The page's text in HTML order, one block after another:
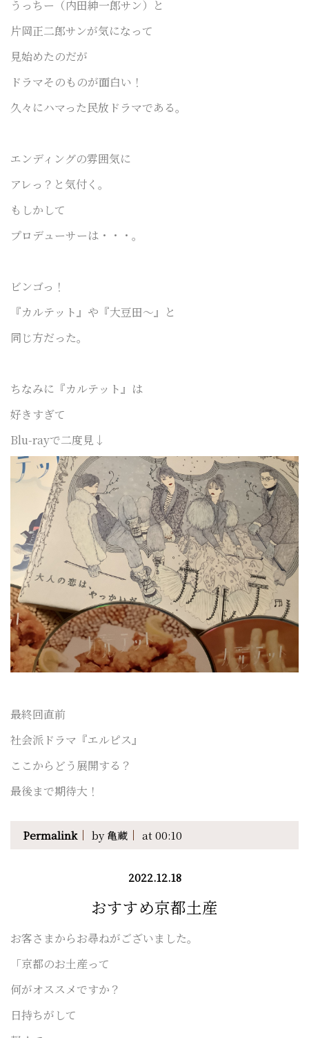
うっちー（内田紳一郎サン）と
片岡正二郎サンが気になって
見始めたのだが
ドラマそのものが面白い！
久々にハマった民放ドラマである。
エンディングの雰囲気に
アレっ？と気付く。
もしかして
プロデューサーは・・・。
ビンゴっ！
『カルテット』や『大豆田〜』と
同じ方だった。
ちなみに『カルテット』は
好きすぎて
Blu-rayで二度見↓
最終回直前
社会派ドラマ『エルピス』
ここからどう展開する？
最後まで期待大！
Permalink by 亀蔵 at 00:10
2022.12.18
おすすめ京都土産
お客さまからお尋ねがございました。
「京都のお土産って
何がオススメですか？
日持ちがして